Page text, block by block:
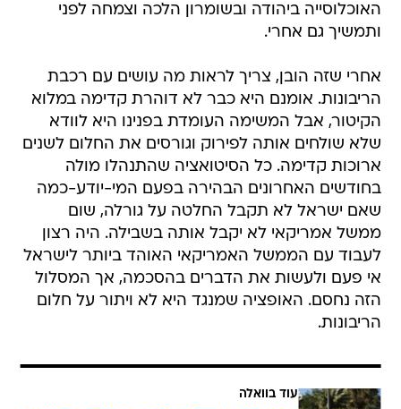
האוכלוסייה ביהודה ובשומרון הלכה וצמחה לפני
ותמשיך גם אחרי.
אחרי שזה הובן, צריך לראות מה עושים עם רכבת
הריבונות. אומנם היא כבר לא דוהרת קדימה במלוא
הקיטור, אבל המשימה העומדת בפנינו היא לוודא
שלא שולחים אותה לפירוק וגורסים את החלום לשנים
ארוכות קדימה. כל הסיטואציה שהתנהלו מולה
בחודשים האחרונים הבהירה בפעם המי-יודע-כמה
שאם ישראל לא תקבל החלטה על גורלה, שום
ממשל אמריקאי לא יקבל אותה בשבילה. היה רצון
לעבוד עם הממשל האמריקאי האוהד ביותר לישראל
אי פעם ולעשות את הדברים בהסכמה, אך המסלול
הזה נחסם. האופציה שמנגד היא לא ויתור על חלום
הריבונות.
עוד בוואלה